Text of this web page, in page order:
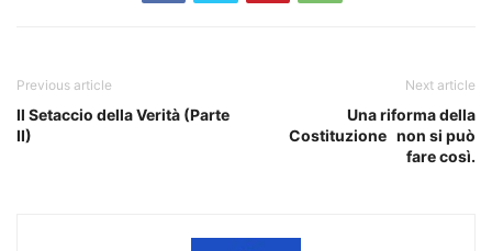
Previous article
Il Setaccio della Verità (Parte
II)
Next article
Una riforma della
Costituzione non si può
fare così.